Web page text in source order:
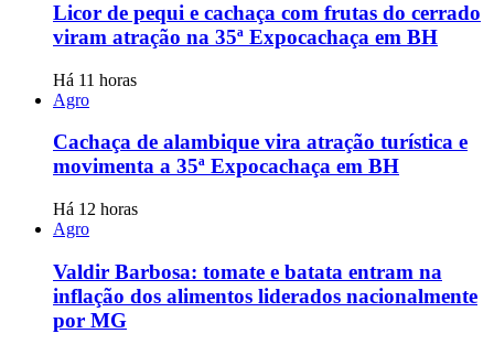
Licor de pequi e cachaça com frutas do cerrado
viram atração na 35ª Expocachaça em BH
Há 11 horas
Agro
Cachaça de alambique vira atração turística e
movimenta a 35ª Expocachaça em BH
Há 12 horas
Agro
Valdir Barbosa: tomate e batata entram na
inflação dos alimentos liderados nacionalmente
por MG